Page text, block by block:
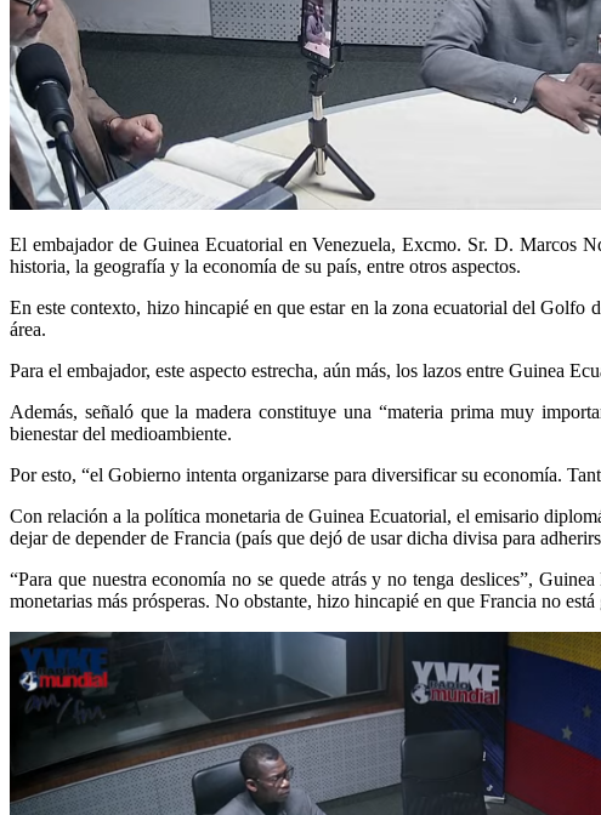
El embajador de Guinea Ecuatorial en Venezuela,Excmo. Sr. D. Marcos
historia, la geografía y la economía de su país, entre otros aspectos.
En este contexto, hizo hincapié en que estar en la zona ecuatorial del Golfo
área.
Para el embajador, este aspecto estrecha, aún más, los lazos entre Guinea
Además, señaló que la madera constituye una “materia prima muy
bienestar del medioambiente.
Por esto, “el Gobierno intenta organizarse para diversificar su economía.
Con relación a la política monetaria de Guinea Ecuatorial, el emisario
dejar de depender de Francia (país que dejó de usar dicha divisa para
“Para que nuestra economía no se quede atrás y no tenga deslices”,
monetarias más prósperas. No obstante, hizo hincapié en que Francia no